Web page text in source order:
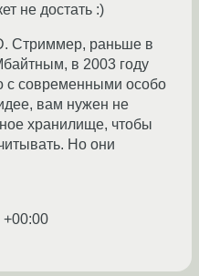
не достать :)
Стриммер, раньше в
в 2003 году
с современными особо
вам нужен не
хранилище, чтобы
Но они
+00:00